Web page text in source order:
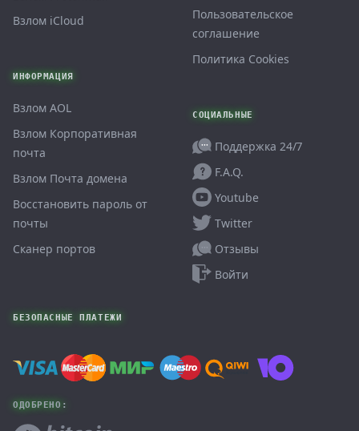
Взлом iCloud
ИНФОРМАЦИЯ
Взлом AOL
Взлом Корпоративная
почта
Взлом Почта домена
Восстановить пароль от
почты
Сканер портов
Пользовательское
соглашение
Политика Cookies
СОЦИАЛЬНЫЕ
Поддержка 24/7
F.A.Q.
Youtube
Twitter
Отзывы
Войти
БЕЗОПАСНЫЕ ПЛАТЕЖИ
ОДОБРЕНО: